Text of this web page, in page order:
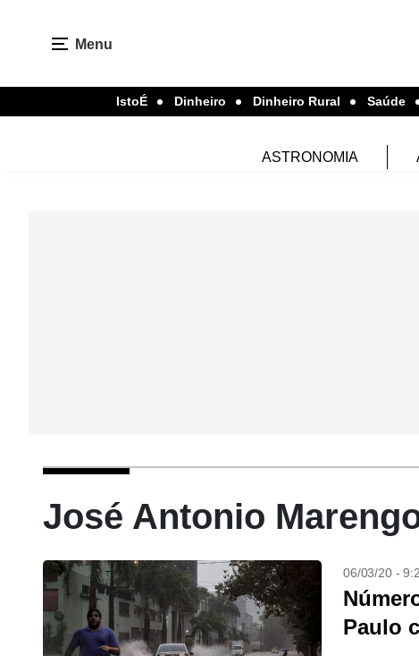
Menu
IstoÉ Dinheiro Dinheiro Rural Saúde
ASTRONOMIA
José Antonio
06/03/20 -
Paulo